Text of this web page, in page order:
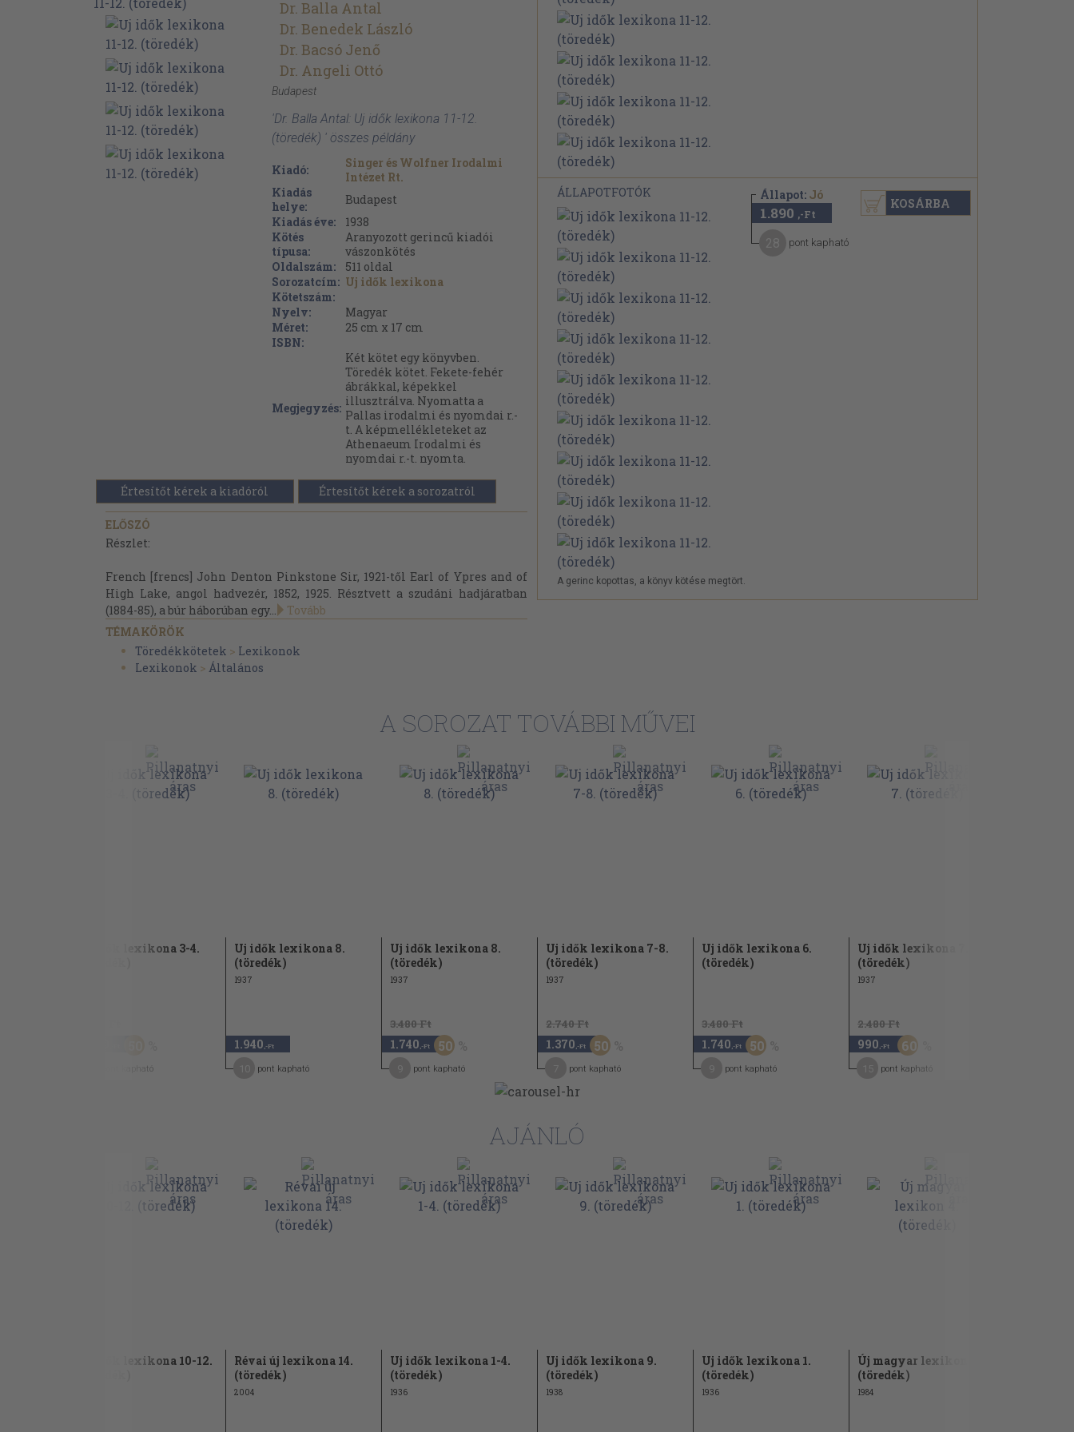
Dr. Balla Antal
Dr. Benedek László
Dr. Bacsó Jenő
Dr. Angeli Ottó
Budapest
'Dr. Balla Antal: Uj idők lexikona 11-12.
(töredék) ' összes példány
Kiadó:
Singer és Wolfner Irodalmi
Intézet Rt.
Kiadás
helye:
Budapest
Kiadás éve:
1938
Kötés
típusa:
Aranyozott gerincű kiadói
vászonkötés
Oldalszám:
511 oldal
Sorozatcím: Uj idők lexikona
Kötetszám:
Nyelv:
Magyar
Méret:
25 cm x 17 cm
ISBN:
Megjegyzés:
Két kötet egy könyvben.
Töredék kötet. Fekete-fehér
ábrákkal, képekkel
illusztrálva. Nyomatta a
Pallas irodalmi és nyomdai r.-
t. A képmellékleteket az
Athenaeum Irodalmi és
nyomdai r.-t. nyomta.
Értesítőt kérek a kiadóról Értesítőt kérek a sorozatról
ELŐSZÓ
Részlet:
French [frencs] John Denton Pinkstone Sir, 1921-től Earl of Ypres and of
High Lake, angol hadvezér, 1852, 1925. Résztvett a szudáni hadjáratban
(1884-85), a búr háborúban egy...
Tovább
TÉMAKÖRÖK
Töredékkötetek > Lexikonok
Lexikonok > Általános
ÁLLAPOTFOTÓK
A gerinc kopottas, a könyv kötése megtört.
Állapot: Jó
1.890 ,-Ft
pont kapható
KOSÁRBA
A SOROZAT TOVÁBBI MŰVEI
Uj idők lexikona 3-4.
pont kapható
Uj idők lexikona 8.
(töredék)
1937
1.940 ,-Ft
pont kapható
Uj idők lexikona 8.
(töredék)
1937
3.480 Ft
1.740 ,-Ft 50
pont kapható
Uj idők lexikona 7-8.
(töredék)
1937
2.740 Ft
1.370 ,-Ft 50
pont kapható
Uj idők lexikona 6.
(töredék)
3.480 Ft
1.740 ,-Ft 50
pont kapható
Uj idők lexikona 7.
(töredék)
1937
2.480 Ft
990 ,-Ft 60
pont kapható
AJÁNLÓ
Uj idők lexikona 10-12.
Révai új lexikona 14.
(töredék)
2004
Uj idők lexikona 1-4.
(töredék)
1936
Uj idők lexikona 9.
(töredék)
1938
Uj idők lexikona 1.
(töredék)
1936
Új magyar lexikon 4.
(töredék)
1984